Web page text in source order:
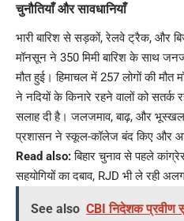
चुनौतियाँ और सावधानियाँ
भारी बारिश से सड़कों, रेलवे ट्रैक, और
मॉनसून ने 350 मिमी बारिश के साथ
मौत हुई। हिमाचल में 257 लोगों की
ने नदियों के किनारे रहने वालों को
सलाह दी है। जलजमाव, बाढ़, और
प्रशासन ने स्कूल-कॉलेज बंद किए और
Read also: बिहार चुनाव से पहले
सहयोगियों का दबाव, RJD भी ले रही अलग
See also CBI निदेशक प्रवीण